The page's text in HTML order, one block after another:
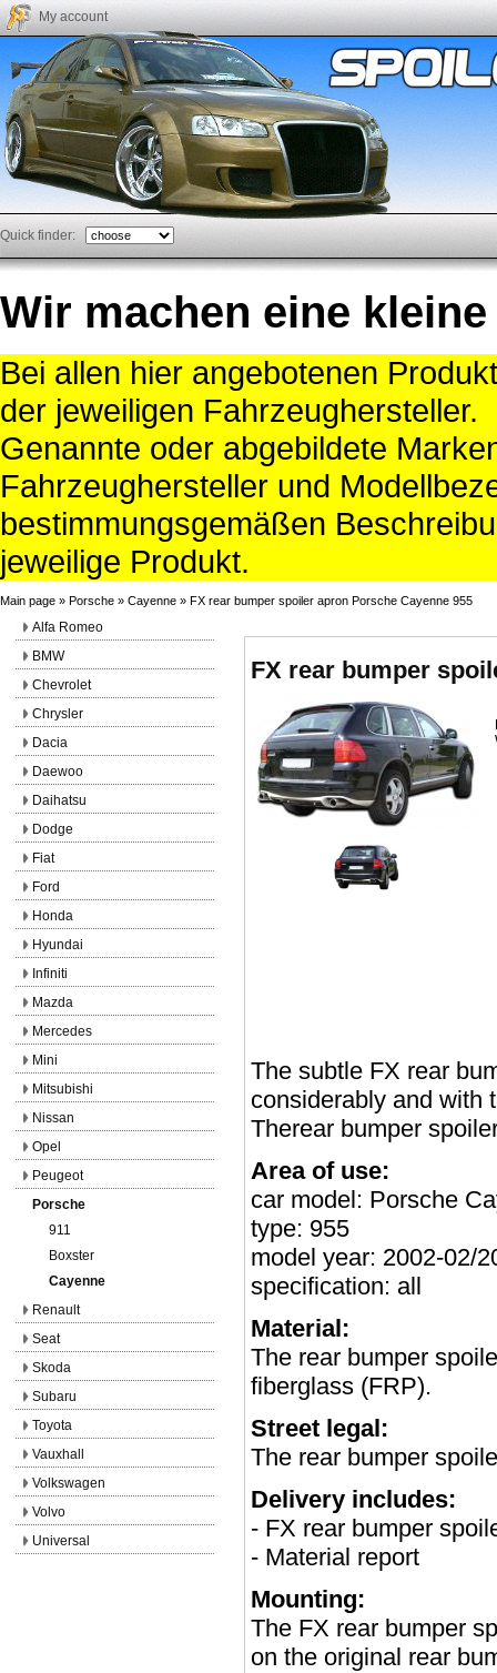
My account
Quick finder:
Wir machen eine kleine
Bei allen hier angebotenen
der jeweiligen Fahrzeughersteller.
Genannte oder abgebildete
Fahrzeughersteller und
bestimmungsgemäßen
jeweilige Produkt.
Main page » Porsche » Cayenne » FX rear bumper spoiler apron Porsche Cayenne 955
FX rear bumper
The subtle FX rear
considerably and with
Therear bumper
Area of use:
car model: Porsche
type: 955
model year: 2002-02/
specification: all
Material:
The rear bumper
fiberglass (FRP).
Street legal:
The rear bumper
Delivery includes:
- FX rear bumper
- Material report
Mounting:
The FX rear bumper
on the original rear
Alfa Romeo
BMW
Chevrolet
Chrysler
Dacia
Daewoo
Daihatsu
Dodge
Fiat
Ford
Honda
Hyundai
Infiniti
Mazda
Mercedes
Mini
Mitsubishi
Nissan
Opel
Peugeot
Porsche
911
Boxster
Cayenne
Renault
Seat
Skoda
Subaru
Toyota
Vauxhall
Volkswagen
Volvo
Universal